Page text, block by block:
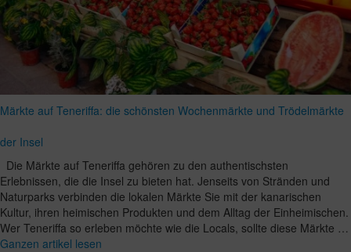
Märkte auf Teneriffa: die schönsten Wochenmärkte und Trödelmärkte
der Insel
Die Märkte auf Teneriffa gehören zu den authentischsten
Erlebnissen, die die Insel zu bieten hat. Jenseits von Stränden und
Naturparks verbinden die lokalen Märkte Sie mit der kanarischen
Kultur, ihren heimischen Produkten und dem Alltag der Einheimischen.
Wer Teneriffa so erleben möchte wie die Locals, sollte diese Märkte …
Ganzen artikel lesen